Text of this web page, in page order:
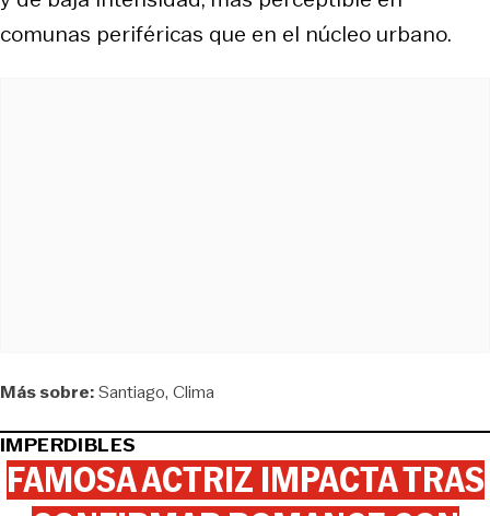
comunas periféricas que en el núcleo urbano.
Más sobre:Santiago Clima
IMPERDIBLES
FAMOSA ACTRIZ IMPACTA TRAS